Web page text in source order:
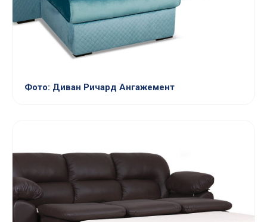
Фото: Диван Ричард Ангажемент